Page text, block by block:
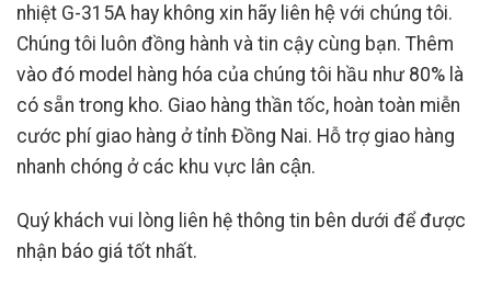
nhiệt G-315A hay không xin hãy liên hệ với chúng tôi.
Chúng tôi luôn đồng hành và tin cậy cùng bạn. Thêm
vào đó model hàng hóa của chúng tôi hầu như 80% là
có sẵn trong kho. Giao hàng thần tốc, hoàn toàn miễn
cước phí giao hàng ở tỉnh Đồng Nai. Hỗ trợ giao hàng
nhanh chóng ở các khu vực lân cận.
Quý khách vui lòng liên hệ thông tin bên dưới để được
nhận báo giá tốt nhất.